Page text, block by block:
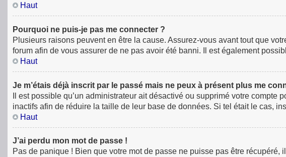
Haut
Pourquoi ne puis-je pas me connecter ?
Plusieurs raisons peuvent en être la cause. Assurez-vous avant tout que
forum afin de vous assurer de ne pas avoir été banni. Il est également
Haut
Je m’étais déjà inscrit par le passé mais ne peux à présent plus me
Il est possible qu’un administrateur ait désactivé ou supprimé votre
inactifs afin de réduire la taille de leur base de données. Si tel était le cas,
Haut
J’ai perdu mon mot de passe !
Pas de panique ! Bien que votre mot de passe ne puisse pas être